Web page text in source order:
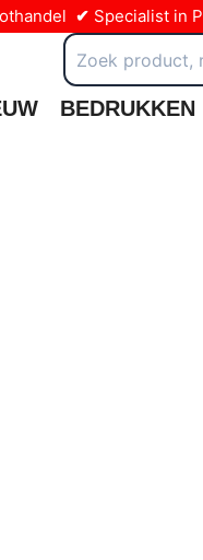
✔ Specialist in
Zoeken
naar:
BEDRUKKEN